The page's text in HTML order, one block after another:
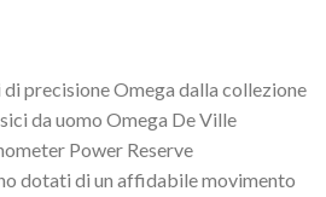
precisione Omega dalla collezione
da uomo Omega De Ville
Power Reserve
dotati di un affidabile movimento